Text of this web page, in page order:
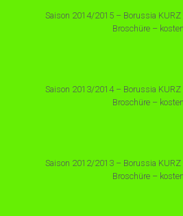
Saison 2014/2015 – Borussia KURZ
Broschüre –
Saison 2013/2014 – Borussia KURZ
Broschüre –
Saison 2012/2013 – Borussia KURZ
Broschüre –